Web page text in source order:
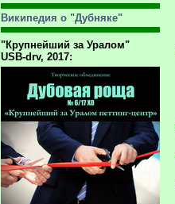
Википедия о "Дубняке"
"Крупнейший за Уралом"
USB-drv, 2017: